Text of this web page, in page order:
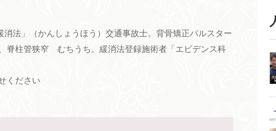
法」（かんしょうほう）交通事故士。背骨矯正パルスター
脊柱管狭窄 むちうち。緩消法登録施術者「エビデンス科
ください